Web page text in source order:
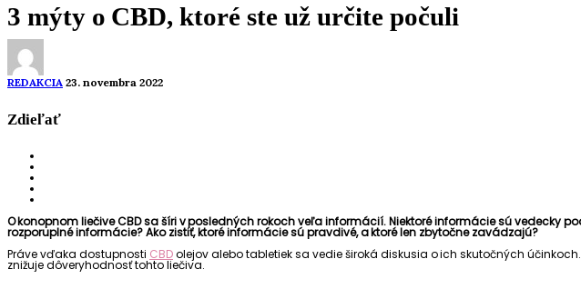
3 mýty o CBD, ktoré ste už určite počuli
REDAKCIA 23. novembra 2022
Zdieľať
O konopnom liečive CBD sa šíri v posledných rokoch veľa informácií. Niektoré informácie sú vedecky
rozporuplné informácie? Ako zistiť, ktoré informácie sú pravdivé, a ktoré len zbytočne zavádzajú?
Práve vďaka dostupnosti CBDolejov alebo tabletiek sa vedie široká diskusia o ich skutočných
znižuje dôveryhodnosť tohto liečiva.